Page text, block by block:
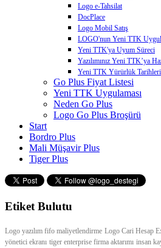
Logo e-Tahsilat
DocPlace
Logo Mobil Satış
LOGO'nun Yeni TTK
Yeni TTK'ya Uyum Süreci
Yazılımınız Yeni TTK’ya
Yeni TTK Yürürlük Tarihleri
Go Plus Fiyat Listesi
Yeni TTK Uygulaması
Neden Go Plus
Logo Go Plus Broşürü
Start
Bordro Plus
Mali Müşavir Plus
Tiger Plus
Etiket Bulutu
Logo yazılım fifo maliyetlendirme Logo Cari Hesap
yönetici ekranı tiger enterprise firma aktarımı insan